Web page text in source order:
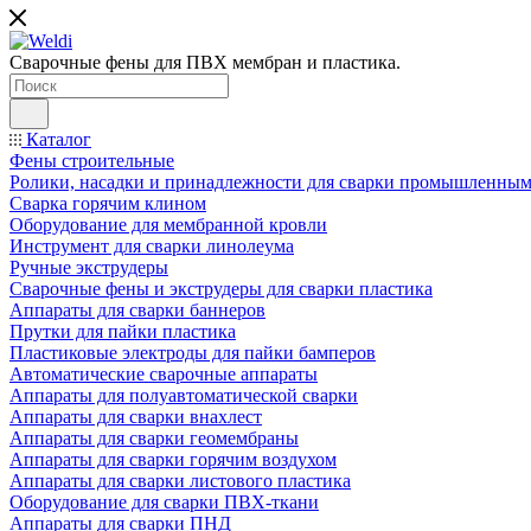
Сварочные фены для ПВХ мембран и пластика.
Каталог
Фены строительные
Ролики, насадки и принадлежности для сварки
Сварка горячим клином
Оборудование для мембранной кровли
Инструмент для сварки линолеума
Ручные экструдеры
Сварочные фены и экструдеры для сварки пластика
Аппараты для сварки баннеров
Прутки для пайки пластика
Пластиковые электроды для пайки бамперов
Автоматические сварочные аппараты
Аппараты для полуавтоматической сварки
Аппараты для сварки внахлест
Аппараты для сварки геомембраны
Аппараты для сварки горячим воздухом
Аппараты для сварки листового пластика
Оборудование для сварки ПВХ-ткани
Аппараты для сварки ПНД